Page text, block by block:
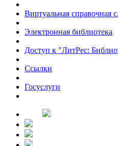
Виртуальная справочная
Электронная библиотека
Доступ к "ЛитРес:
Ссылки
Госуслуги